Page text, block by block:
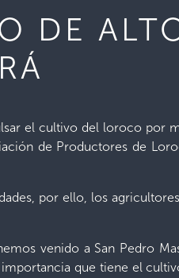
DE
el cultivo del loroco por
de Productores de
por ello, los
venido a San Pedro
importancia que tiene el